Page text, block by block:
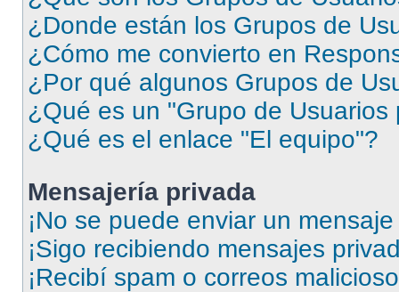
¿Donde están los Grupos de
¿Cómo me convierto en
¿Por qué algunos Grupos de
¿Qué es un "Grupo de Usuarios
¿Qué es el enlace "El equipo"?
Mensajería privada
¡No se puede enviar un
¡Sigo recibiendo mensajes
¡Recibí spam o correos